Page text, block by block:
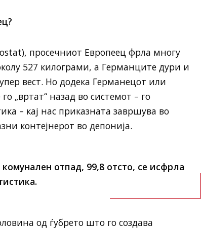
просечниот Европеец фрла многу
527 килограми, а Германците дури и
вест. Но додека Германецот или
„вртат“ назад во системот – го
– кај нас приказната завршува во
контејнерот во депонија.
отпад, 99,8 отсто, се исфрла
од ѓубрето што го создава